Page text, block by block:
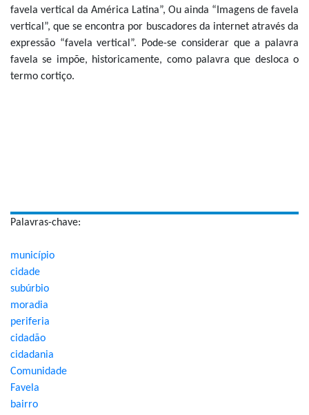
favela vertical da América Latina”, Ou ainda “Imagens de favela
vertical”, que se encontra por buscadores da internet através da
expressão “favela vertical”. Pode-se considerar que a palavra
favela se impõe, historicamente, como palavra que desloca o
termo cortiço.
Palavras-chave:
município
cidade
subúrbio
moradia
periferia
cidadão
cidadania
Comunidade
Favela
bairro